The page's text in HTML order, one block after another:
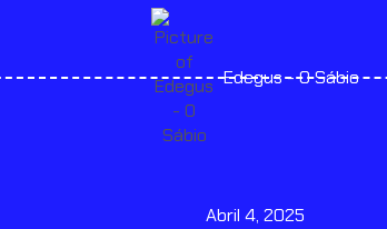
Edegus - O Sábio
Abril 4, 2025